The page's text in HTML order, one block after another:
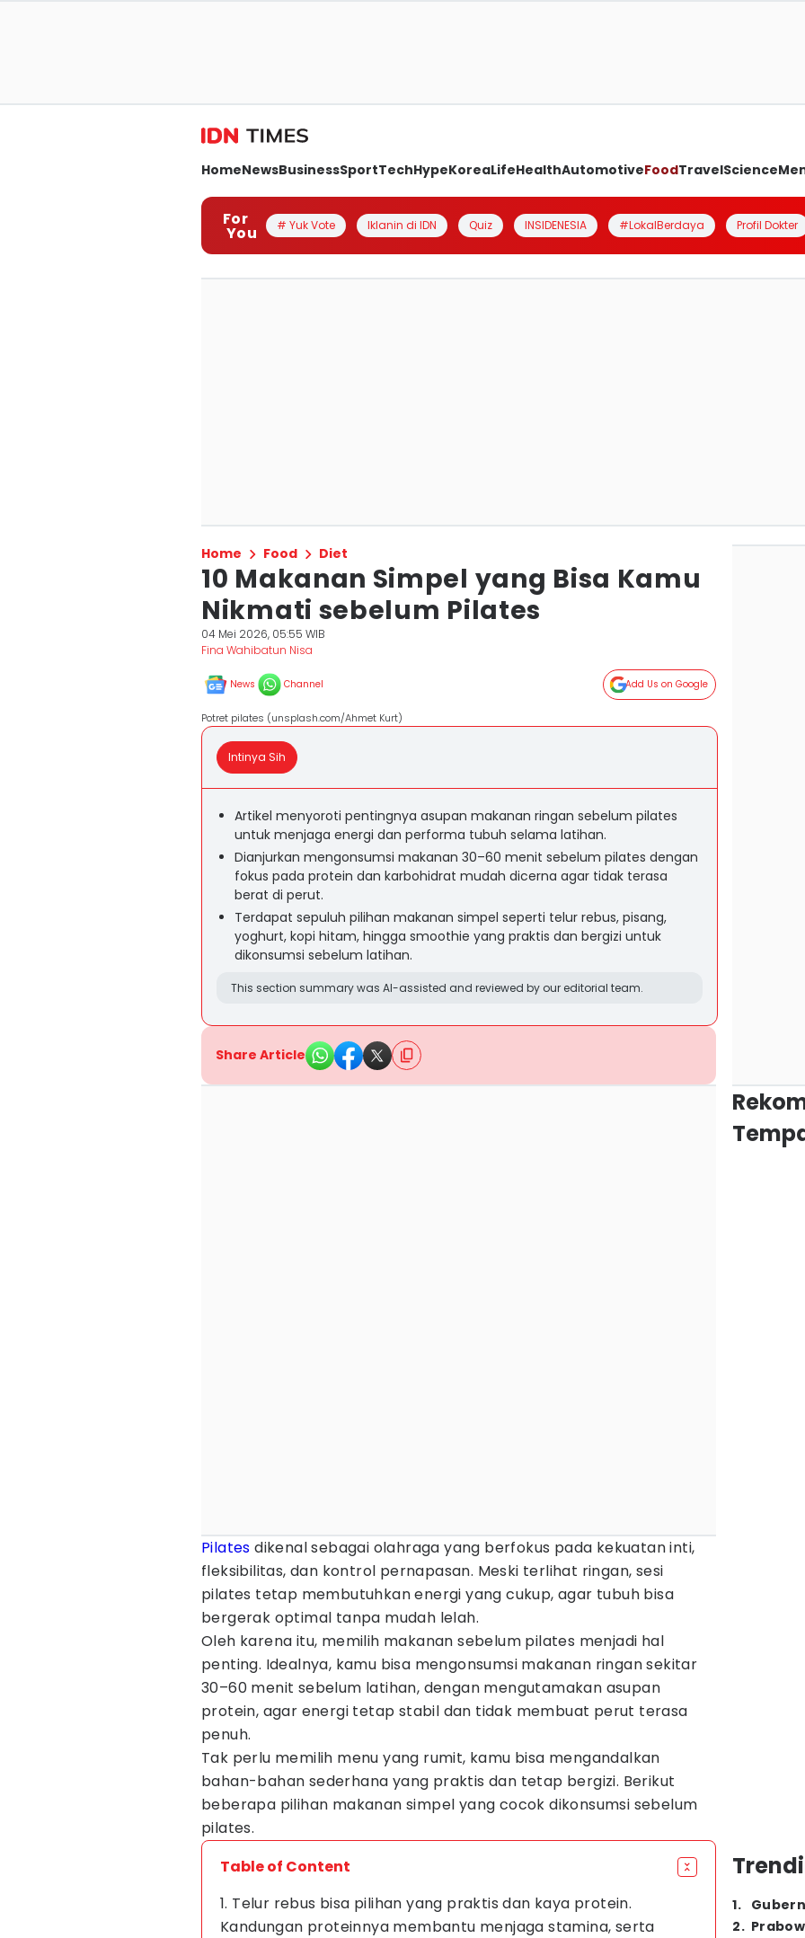
HomeNewsBusinessSportTechHypeKoreaLifeHealthAutomotiveFoodTravelScience
For
You # Yuk Vote Iklanin di IDN Quiz INSIDENESIA #LokalBerdaya Profil Dokter
Home Food Diet
10 Makanan Simpel yang Bisa Kamu
Nikmati sebelum Pilates
04 Mei 2026, 05:55 WIB
Fina Wahibatun Nisa
News Channel Add Us on Google
Potret pilates (unsplash.com/Ahmet Kurt)
Intinya Sih
Artikel menyoroti pentingnya asupan makanan ringan sebelum pilates
untuk menjaga energi dan performa tubuh selama latihan.
Dianjurkan mengonsumsi makanan 30–60 menit sebelum pilates dengan
fokus pada protein dan karbohidrat mudah dicerna agar tidak terasa
berat di perut.
Terdapat sepuluh pilihan makanan simpel seperti telur rebus, pisang,
yoghurt, kopi hitam, hingga smoothie yang praktis dan bergizi untuk
dikonsumsi sebelum latihan.
This section summary was AI-assisted and reviewed by our editorial team.
Share Article
Pilates dikenal sebagai olahraga yang berfokus pada kekuatan inti,
fleksibilitas, dan kontrol pernapasan. Meski terlihat ringan, sesi
pilates tetap membutuhkan energi yang cukup, agar tubuh bisa
bergerak optimal tanpa mudah lelah.
Oleh karena itu, memilih makanan sebelum pilates menjadi hal
penting. Idealnya, kamu bisa mengonsumsi makanan ringan sekitar
30–60 menit sebelum latihan, dengan mengutamakan asupan
protein, agar energi tetap stabil dan tidak membuat perut terasa
penuh.
Tak perlu memilih menu yang rumit, kamu bisa mengandalkan
bahan-bahan sederhana yang praktis dan tetap bergizi. Berikut
beberapa pilihan makanan simpel yang cocok dikonsumsi sebelum
pilates.
Table of Content
1. Telur rebus bisa pilihan yang praktis dan kaya protein.
Kandungan proteinnya membantu menjaga stamina, serta
1.
2.